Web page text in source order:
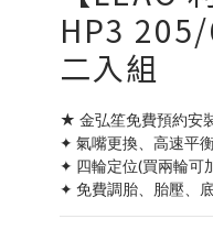
HP3 205/
二入組
★ 金弘笙免費預約安
✦ 氣嘴更換、高速平
✦ 四輪定位(買兩輪可
✦ 免費調胎、胎壓、